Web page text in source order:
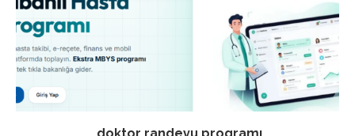
doktor randevu programı